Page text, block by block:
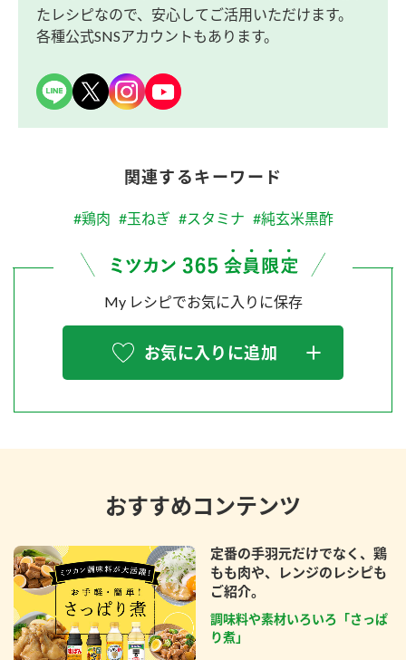
たレシピなので、安心してご活用いただけます。
各種公式SNSアカウントもあります。
関連するキーワード
#鶏肉 #玉ねぎ #スタミナ #純玄米黒酢
My レシピでお気に入りに保存
お気に入りに追加
おすすめコンテンツ
定番の手羽元だけでなく、鶏
もも肉や、レンジのレシピも
ご紹介。
調味料や素材いろいろ「さっぱ
り煮」